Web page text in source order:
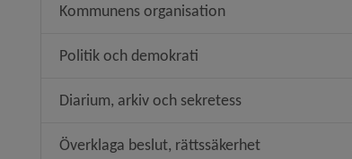
Kommunens organisation
Politik och demokrati
Diarium, arkiv och sekretess
Överklaga beslut, rättssäkerhet